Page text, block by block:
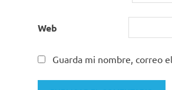
Web
Guarda mi nombre, correo